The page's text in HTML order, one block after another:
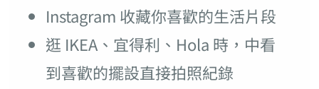
Instagram 收藏你喜歡的生活片段
逛 IKEA、宜得利、Hola 時，中看
到喜歡的擺設直接拍照紀錄